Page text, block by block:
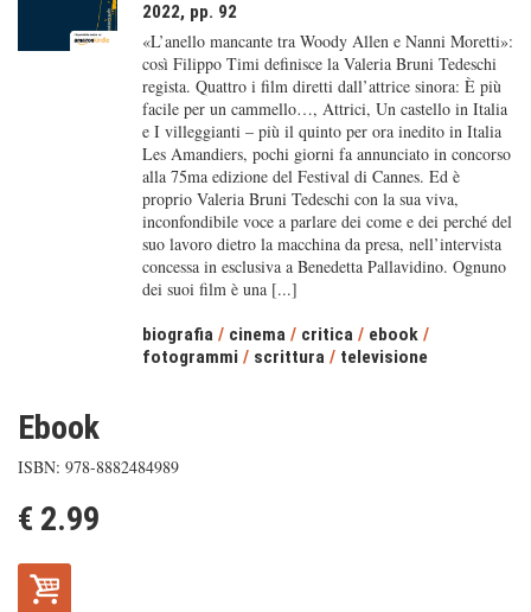
2022, pp. 92
«L’anello mancante tra Woody Allen e Nanni Moretti»:
così Filippo Timi definisce la Valeria Bruni Tedeschi
regista. Quattro i film diretti dall’attrice sinora: È più
facile per un cammello…, Attrici, Un castello in Italia
e I villeggianti – più il quinto per ora inedito in Italia
Les Amandiers, pochi giorni fa annunciato in concorso
alla 75ma edizione del Festival di Cannes. Ed è
proprio Valeria Bruni Tedeschi con la sua viva,
inconfondibile voce a parlare dei come e dei perché del
suo lavoro dietro la macchina da presa, nell’intervista
concessa in esclusiva a Benedetta Pallavidino. Ognuno
dei suoi film è una [...]
biografia / cinema / critica / ebook /
fotogrammi / scrittura / televisione
Ebook
ISBN: 978-8882484989
€ 2.99